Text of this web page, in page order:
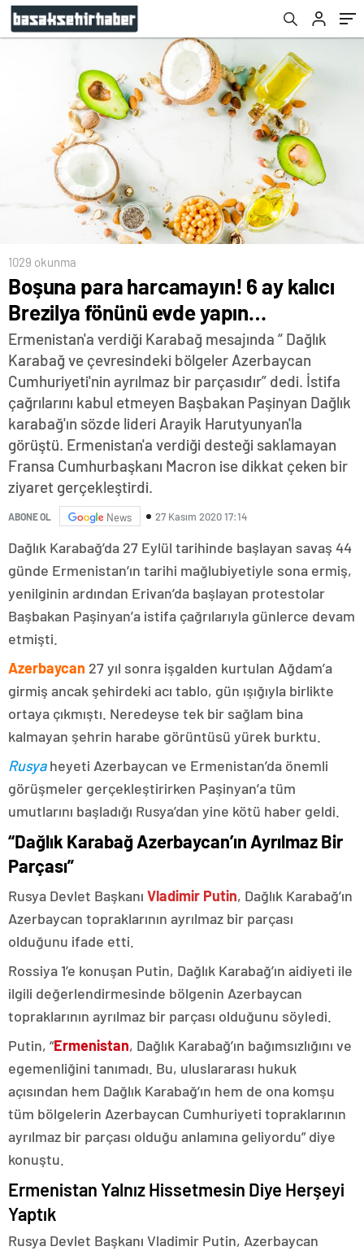
1029 okunma
Boşuna para harcamayın! 6 ay kalıcı
Brezilya fönünü evde yapın…
Ermenistan'a verdiği Karabağ mesajında “ Dağlık
Karabağ ve çevresindeki bölgeler Azerbaycan
Cumhuriyeti'nin ayrılmaz bir parçasıdır” dedi. İstifa
çağrılarını kabul etmeyen Başbakan Paşinyan Dağlık
karabağ'ın sözde lideri Arayik Harutyunyan'la
görüştü. Ermenistan'a verdiği desteği saklamayan
Fransa Cumhurbaşkanı Macron ise dikkat çeken bir
ziyaret gerçekleştirdi.
ABONE OL News 27 Kasım 2020 17:14
Dağlık Karabağ’da 27 Eylül tarihinde başlayan savaş 44
günde Ermenistan’ın tarihi mağlubiyetiyle sona ermiş,
yenilginin ardından Erivan’da başlayan protestolar
Başbakan Paşinyan’a istifa çağrılarıyla günlerce devam
etmişti.
Azerbaycan 27 yıl sonra işgalden kurtulan Ağdam’a
girmiş ancak şehirdeki acı tablo, gün ışığıyla birlikte
ortaya çıkmıştı. Neredeyse tek bir sağlam bina
kalmayan şehrin harabe görüntüsü yürek burktu.
Rusyaheyeti Azerbaycan ve Ermenistan’da önemli
görüşmeler gerçekleştirirken Paşinyan’a tüm
umutlarını başladığı Rusya’dan yine kötü haber geldi.
“Dağlık Karabağ Azerbaycan’ın Ayrılmaz Bir
Parçası”
Rusya Devlet Başkanı Vladimir Putin, Dağlık Karabağ’ın
Azerbaycan topraklarının ayrılmaz bir parçası
olduğunu ifade etti.
Rossiya 1’e konuşan Putin, Dağlık Karabağ’ın aidiyeti ile
ilgili değerlendirmesinde bölgenin Azerbaycan
topraklarının ayrılmaz bir parçası olduğunu söyledi.
Putin, “Ermenistan, Dağlık Karabağ’ın bağımsızlığını ve
egemenliğini tanımadı. Bu, uluslararası hukuk
açısından hem Dağlık Karabağ’ın hem de ona komşu
tüm bölgelerin Azerbaycan Cumhuriyeti topraklarının
ayrılmaz bir parçası olduğu anlamına geliyordu” diye
konuştu.
Ermenistan Yalnız Hissetmesin Diye Herşeyi
Yaptık
Rusya Devlet Başkanı Vladimir Putin, Azerbaycan